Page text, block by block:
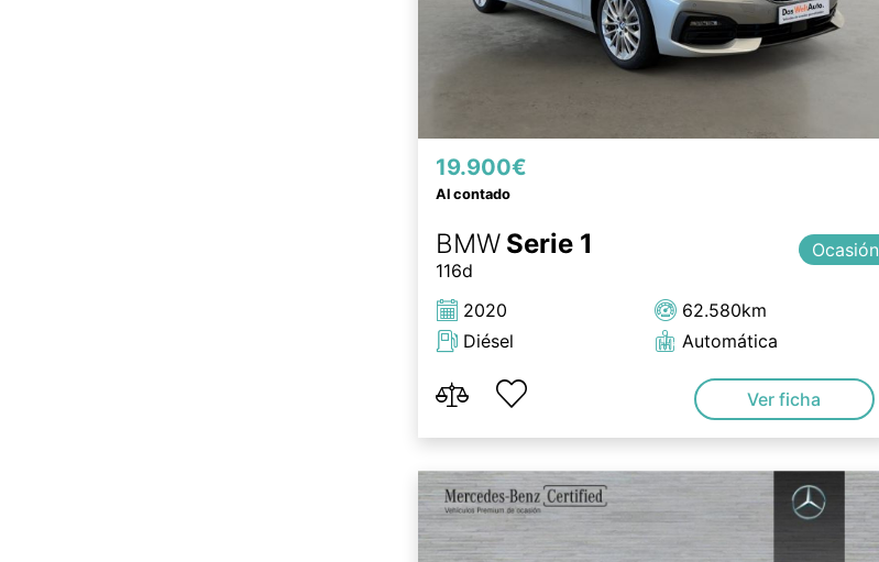
19.900€
Al contado
BMW Serie 1
116d
Ocasión
2020
Diésel
62.580km
Automática
Ver ficha